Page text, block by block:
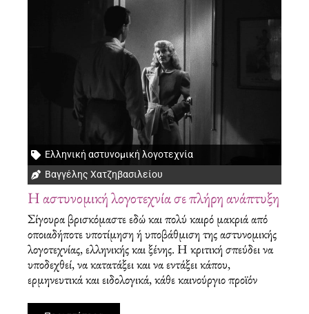
Ελληνική αστυνομική λογοτεχνία
Βαγγέλης Χατζηβασιλείου
Η αστυνομική λογοτεχνία σε πλήρη ανάπτυξη
Σίγουρα βρισκόμαστε εδώ και πολύ καιρό μακριά από
οποιαδήποτε υποτίμηση ή υποβάθμιση της αστυνομικής
λογοτεχνίας, ελληνικής και ξένης. Η κριτική σπεύδει να
υποδεχθεί, να κατατάξει και να εντάξει κάπου,
ερμηνευτικά και ειδολογικά, κάθε καινούργιο προϊόν